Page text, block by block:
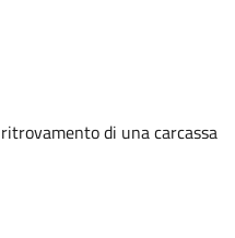
di una carcassa